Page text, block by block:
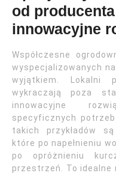
od
innowacyjne
Współczesne
wyspecjalizowanych
wyjątkiem. Lokalni
wykraczają poza
innowacyjne
specyficznych
takich przykładów
które po napełnieniu
po opróżnieniu
przestrzeń. To idealne